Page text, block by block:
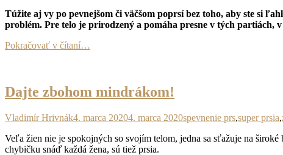
Túžite aj vy po pevnejšom či väčšom poprsí bez toho, aby ste si
problém. Pre telo je prirodzený a pomáha presne v tých partiách,
Pokračovať v čítaní…
Dajte zbohom mindrákom!
Autor
Vladimír HrivnákPublikované
4. marca 20204. marca 2020Značky
spevnenie prs,super prsia,
Veľa žien nie je spokojných so svojím telom, jedna sa sťažuje na
chybičku snáď každá žena, sú tiež prsia.